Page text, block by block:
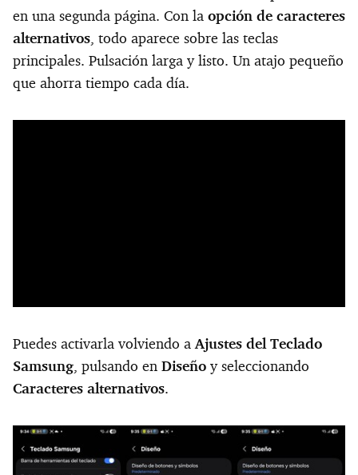
en una segunda página. Con la opción de caracteres
alternativos, todo aparece sobre las teclas
principales. Pulsación larga y listo. Un atajo pequeño
que ahorra tiempo cada día.
Puedes activarla volviendo aAjustes del Teclado
Samsung, pulsando en Diseño y seleccionando
Caracteres alternativos.